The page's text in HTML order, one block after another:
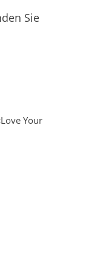
Sie
Your